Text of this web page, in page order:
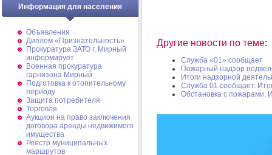
Информация для населения
Объявления
Диплом «Признательность»
Прокуратура ЗАТО г. Мирный
информирует
Военная прокуратура
гарнизона Мирный
Подготовка к отопительному
периоду
Защита потребителя
Торговля
Аукцион на право заключения
договора аренды недвижимого
имущества
Реестр муниципальных
маршрутов
Другие новости по теме:
Служба «01» сообщает
Пожарный надзор подвел
Итоги надзорной
Служба 01 сообщает.
Обстановка с пожарами.